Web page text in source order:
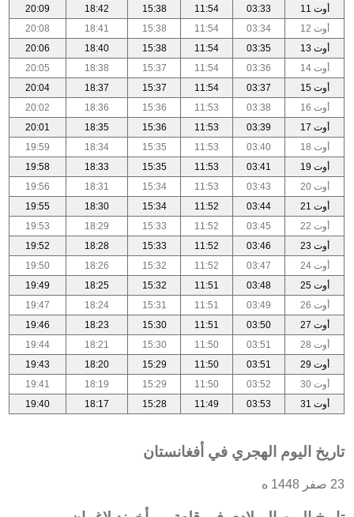
أوت 11
03:33
11:54
15:38
18:42
20:09
أوت 12
03:34
11:54
15:38
18:41
20:08
أوت 13
03:35
11:54
15:38
18:40
20:06
أوت 14
03:36
11:54
15:37
18:38
20:05
أوت 15
03:37
11:54
15:37
18:37
20:04
أوت 16
03:38
11:53
15:36
18:36
20:02
أوت 17
03:39
11:53
15:36
18:35
20:01
أوت 18
03:40
11:53
15:35
18:34
19:59
أوت 19
03:41
11:53
15:35
18:33
19:58
أوت 20
03:43
11:53
15:34
18:31
19:56
أوت 21
03:44
11:52
15:34
18:30
19:55
أوت 22
03:45
11:52
15:33
18:29
19:53
أوت 23
03:46
11:52
15:33
18:28
19:52
أوت 24
03:47
11:52
15:32
18:26
19:50
أوت 25
03:48
11:51
15:32
18:25
19:49
أوت 26
03:49
11:51
15:31
18:24
19:47
أوت 27
03:50
11:51
15:30
18:23
19:46
أوت 28
03:51
11:50
15:30
18:21
19:44
أوت 29
03:51
11:50
15:29
18:20
19:43
أوت 30
03:52
11:50
15:29
18:19
19:41
أوت 31
03:53
11:49
15:28
18:17
19:40
تاريخ اليوم الهجري في أفغانستان
23 صفر 1448 ه